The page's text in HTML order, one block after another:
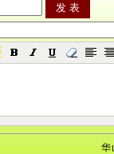
华